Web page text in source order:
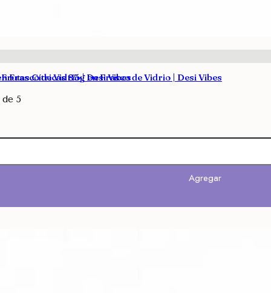
Frasco de Vidrio | Desi Vibes
Cítricas 85g en Frasco de Vidrio | Desi Vibes
5
Agregar